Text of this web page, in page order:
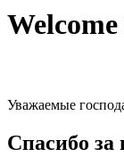
Уважаемые
Спасибо